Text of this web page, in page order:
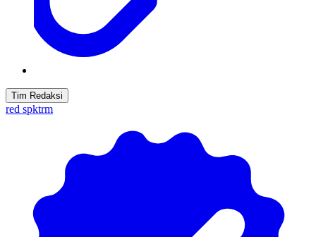
Tim Redaksi
red spktrm